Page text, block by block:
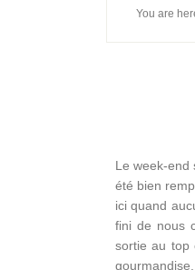
You are
Le week-end
été bien
ici quand
fini de nous
sortie au top